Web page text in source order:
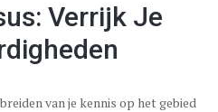
Verrijk Je
van je kennis op het gebied